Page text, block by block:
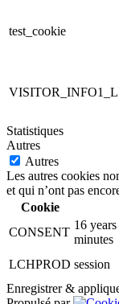
test_cookie
Statistiques
Autres
Autres
Les autres cookies
et qui n’ont pas
Cookie
CONSENT
16
minutes
LCHPROD session
Enregistrer &